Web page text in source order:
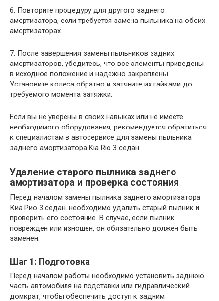
6. Повторите процедуру для другого заднего
амортизатора, если требуется замена пыльника на обоих
амортизаторах.
7. После завершения замены пыльников задних
амортизаторов, убедитесь, что все элементы приведены
в исходное положение и надежно закреплены.
Установите колеса обратно и затяните их гайками до
требуемого момента затяжки.
Если вы не уверены в своих навыках или не имеете
необходимого оборудования, рекомендуется обратиться
к специалистам в автосервисе для замены пыльника
заднего амортизатора Kia Rio 3 седан.
Удаление старого пылника заднего
амортизатора и проверка состояния
Перед началом замены пылника заднего амортизатора
Киа Рио 3 седан, необходимо удалить старый пылник и
проверить его состояние. В случае, если пылник
поврежден или изношен, он обязательно должен быть
заменен.
Шаг 1: Подготовка
Перед началом работы необходимо установить заднюю
часть автомобиля на подставки или гидравлический
домкрат, чтобы обеспечить доступ к задним